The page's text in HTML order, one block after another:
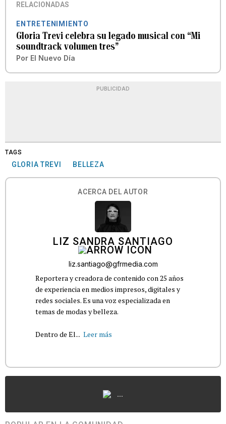
RELACIONADAS
ENTRETENIMIENTO
Gloria Trevi celebra su legado musical con “Mi
soundtrack volumen tres”
Por El Nuevo Día
PUBLICIDAD
TAGS
GLORIA TREVI BELLEZA
ACERCA DEL AUTOR
LIZ SANDRA SANTIAGO
liz.santiago@gfrmedia.com
Reportera y creadora de contenido con 25 años
de experiencia en medios impresos, digitales y
redes sociales. Es una voz especializada en
temas de modas y belleza.
Dentro de El... Leer más
...